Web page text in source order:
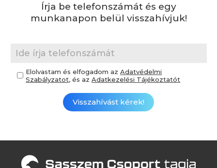
Írja be telefonszámát és egy
munkanapon belül visszahívjuk!
Elolvastam és elfogadom azAdatvédelmi
Szabályzatot, és azAdatkezelési Tájékoztatót